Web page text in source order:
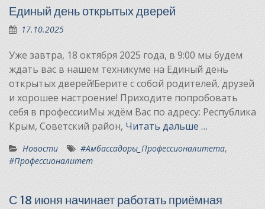
Единый день открытых дверей
17.10.2025
Уже завтра, 18 октября 2025 года, в 9:00 мы будем
ждать вас в нашем техникуме на Единый день
открытых дверей!Берите с собой родителей, друзей
и хорошее настроение! Приходите попробовать
себя в профессииМы ждём Вас по адресу: Республика
Крым, Советский район,Читать дальше …
Новости #Амбассадоры_Профессионалитета,
#Профессионалитет
С 18 июня начинает работать приёмная